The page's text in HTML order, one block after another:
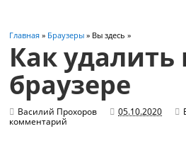
Главная » Браузеры » Вы здесь »
Как удалить
браузере
Василий Прохоров 05.10.2020
комментарий